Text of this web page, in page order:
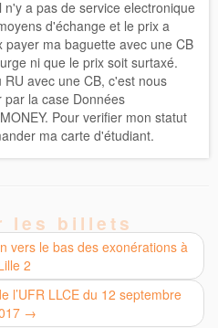
a pas de service electronique
d'échange et le prix a
ma baguette avec une CB
ni que le prix soit surtaxé.
avec une CB, c'est nous
la case Données
Pour verifier mon statut
ma carte d'étudiant.
les billets
vers le bas des exonérations à
2
l’UFR LLCE du 12 septembre
→